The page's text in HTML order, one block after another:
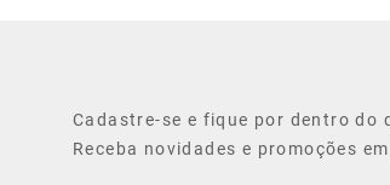
Cadastre-se e fique por dentro do
Receba novidades e promoções